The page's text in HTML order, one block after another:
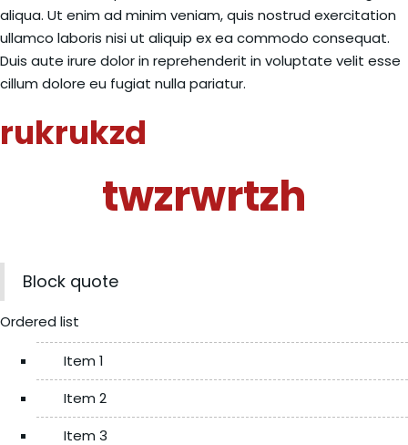
aliqua. Ut enim ad minim veniam, quis nostrud exercitation
ullamco laboris nisi ut aliquip ex ea commodo consequat.
Duis aute irure dolor in reprehenderit in voluptate velit esse
cillum dolore eu fugiat nulla pariatur.
rukrukzd
twzrwrtzh
Block quote
Ordered list
Item 1
Item 2
Item 3